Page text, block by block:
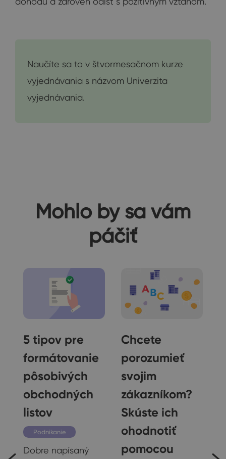
Naučíte sa to v štvormesačnom kurze
vyjednávania s názvom Univerzita
vyjednávania.
Mohlo by sa vám
páčiť
5 tipov pre
formátovanie
pôsobivých
obchodných
listov
Podnikanie
Dobre napísaný
Chcete
porozumieť
svojim
zákazníkom?
Skúste ich
ohodnotiť
pomocou